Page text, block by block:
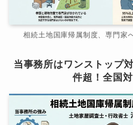
相続土地国庫帰属制度、専門家
当事務所はワンストップ
件超！全国対